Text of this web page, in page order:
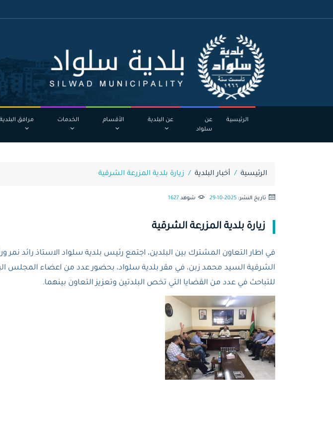
الرئيسية
عن
سلواد
عن البلدية الأقسام الخدمات مرافق البلدية
الرئيسية أخبار البلدية زيارة بلدية المزرعة الشرقية
تاريخ النشر: 29-10-2025 شوهد 1627
زيارة بلدية المزرعة الشرقية
في اطار التعاون المشترك بين البلدين، اجتمع رئيس بلدية سلواد الاستاذ رائد نمر
الشرقية السيد محمد زبن، في مقر بلدية سلواد، بحضور عدد من اعضاء المجلس
للتباحث في عدد من القضايا التي تخص البلدتين وتعزيز التعاون بينهما.